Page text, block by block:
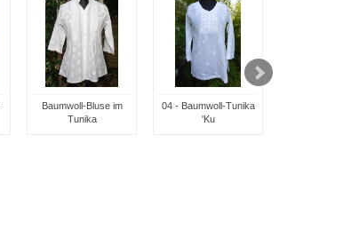
Baumwoll-Bluse im
Tunika
04 - Baumwoll-Tunika
'Ku